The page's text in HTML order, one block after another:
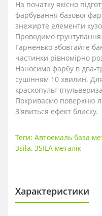
На початку якісно
фарбування базової
знежирте елементи
Проводимо грунтування.
Гарненько збовтайте
частинки рівномірно
Наносимо фарбу в два-
сушінням 10 хвилин.
краскопульт
Покриваємо поверхню
З'явиться ефект блиску.
Теги: Автоемаль база
3sila, 3SILA металік
Характеристики